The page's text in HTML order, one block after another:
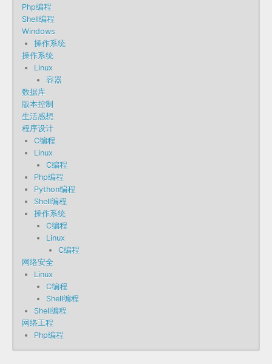
Php编程
Shell编程
Windows
操作系统
操作系统
Linux
容器
数据库
版本控制
生活感想
程序设计
C编程
Linux
C编程
Php编程
Python编程
Shell编程
操作系统
C编程
Linux
C编程
网络安全
Linux
C编程
Shell编程
Shell编程
网络工程
Php编程